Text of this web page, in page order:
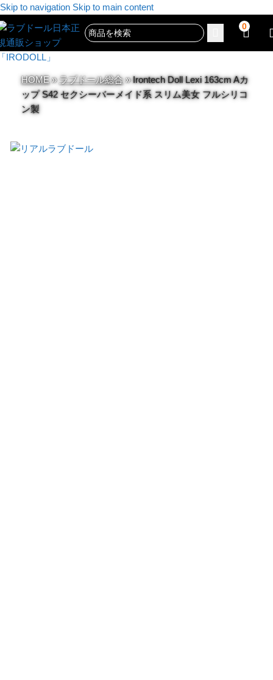
Skip to navigation Skip to main content
0
HOME»ラブドール総合»Irontech Doll Lexi 163cm Aカ
ップ S42 セクシーバーメイド系 スリム美女 フルシリコ
ン製